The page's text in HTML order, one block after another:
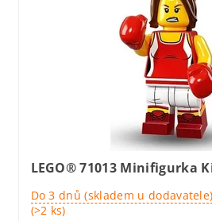
LEGO® 71013 Minifigurka
Do 3 dnů (skladem u dodavatele)
(>2 ks)